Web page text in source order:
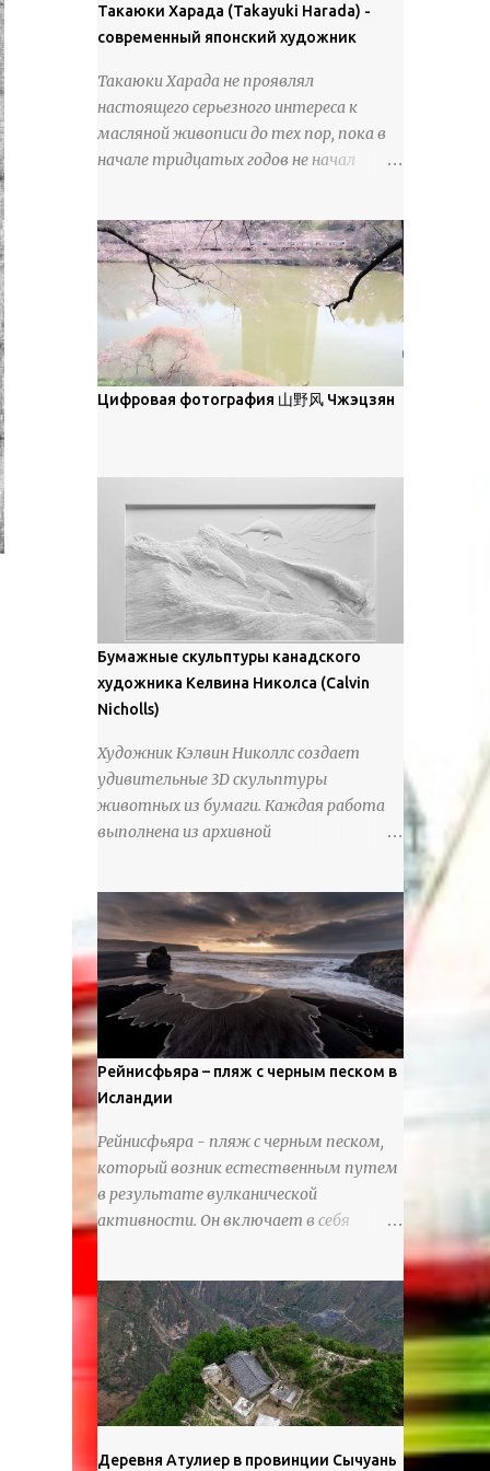
18 век. Шахматный набор "Рыцари
против турок" в шкатулке из
см, Холмогоры, 18 век....
покрова может восприниматься как
матовая. Такое свойство чаще всего
метелевого и фирнизированного снега.
Тем не менее, иногда значительное
количество кристаллов может
располагаться в одной плоскости,
поверхностной изморози. В данном
случае усиливается зеркальное
отражение, что приводит к
искристости снега, зависящей от
положения наблюдателя и высоты
солнца. Зеркальные свойства наиболее
заметны при угле солнечного света 15°
и ниже; при более высокой солнечной
описываются индикатрисой ...
Такаюки Харада (Takayuki Harada) -
современный японский художник
Такаюки Харада не проявлял
настоящего серьезного интереса к
масляной живописи до тех пор, пока в
начале тридцатых годов не начал
художественные музеи и галереи, он
был глубоко тронут и вдохновлен
красотой масляной живописи великих
мастеров. Искусствовед Брайан
Шервин прокомментировал картины
художника, заявив, что "Такаюки
Харада сочетает в себе классическую
смысле, персонажи его картин
предлагают зрителям незаконченный
рассказ, который усиливается его
уникальной манерой использования
освещения". Для просмотра всех работ,
посетите страницу –
https://www.artfinder.com/artist/takayuki-
harada/about/#/
Цифровая фотография 山野风 Чжэцзян
Бумажные скульптуры канадского
художника Келвина Николса (Calvin
Nicholls)
Художник Кэлвин Николлс создает
удивительные 3D скульптуры
животных из бумаги. Каждая работа
выполнена из архивной
выцветание. Николлс использует
крошечные количества клея для
закрепления отдельных деталей,
используя ножи и инструменты для
текстурирования, чтобы точно
вылепить каждую деталь. источник
https://calvinnicholls.com/
Рейнисфьяра – пляж с черным песком в
Исландии
Рейнисфьяра - пляж с черным песком,
который возник естественным путем
в результате вулканической
активности. Он включает в себя
массивные базальтовые
шестиугольные колонны, высокие
утесы, лавовые образования, черную
береговую линию и великолепные
каменные арки.
Деревня Атулиер в провинции Сычуань